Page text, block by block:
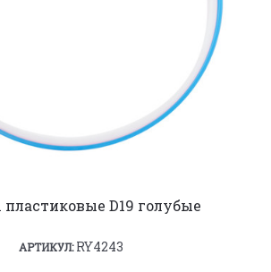
D19 голубые
АРТИКУЛ:RY4243